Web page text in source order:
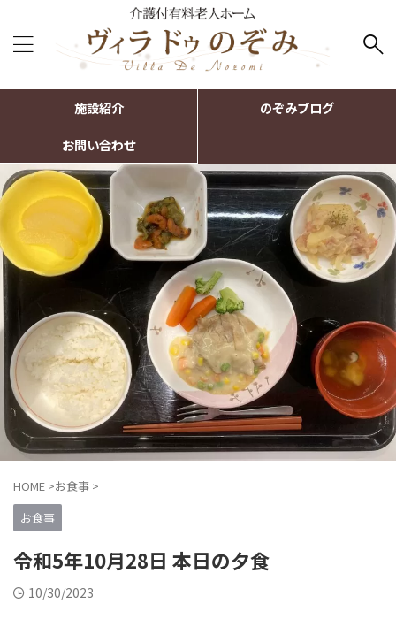
施設紹介
のぞみブログ
お問い合わせ
HOME >お食事 >
お食事
令和5年10月28日 本日の夕食
10/30/2023